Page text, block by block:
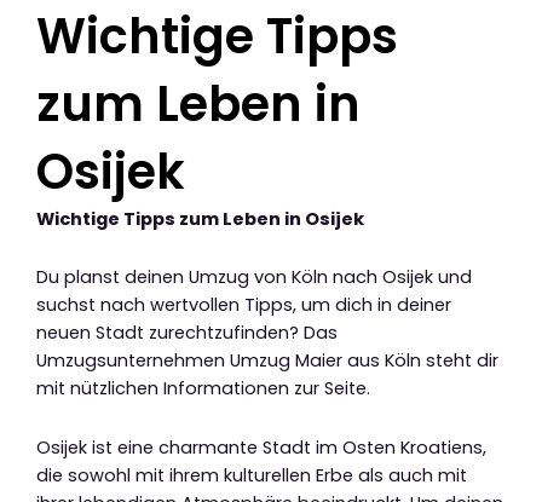
Wichtige Tipps
zum Leben in
Osijek
Wichtige Tipps zum Leben in Osijek
Du planst deinen Umzug von Köln nach Osijek und
suchst nach wertvollen Tipps, um dich in deiner
neuen Stadt zurechtzufinden? Das
Umzugsunternehmen Umzug Maier aus Köln steht dir
mit nützlichen Informationen zur Seite.
Osijek ist eine charmante Stadt im Osten Kroatiens,
die sowohl mit ihrem kulturellen Erbe als auch mit